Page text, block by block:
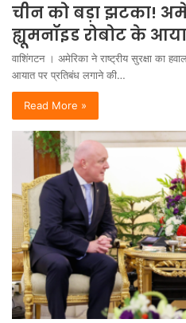
चीन को बड़ा झटका!
ह्यूमनॉइड रोबोट के
वाशिंगटन । अमेरिका ने राष्ट्रीय सुरक्षा का
आयात पर प्रतिबंध लगाने की…
Read More »